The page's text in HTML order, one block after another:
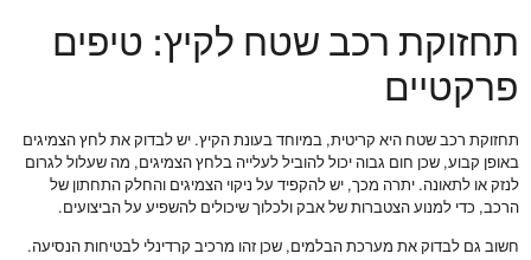
תחזוקת רכב שטח לקיץ: טיפים
פרקטיים
תחזוקת רכב שטח היא קריטית, במיוחד בעונת הקיץ. יש לבדוק את לחץ הצמיגים
באופן קבוע, שכן חום גבוה יכול להוביל לעלייה בלחץ הצמיגים, מה שעלול לגרום
לנזק או לתאונה. יתרה מכך, יש להקפיד על ניקוי הצמיגים והחלק התחתון של
הרכב, כדי למנוע הצטברות של אבק ולכלוך שיכולים להשפיע על הביצועים.
חשוב גם לבדוק את מערכת הבלמים, שכן זהו מרכיב קרדינלי לבטיחות הנסיעה.